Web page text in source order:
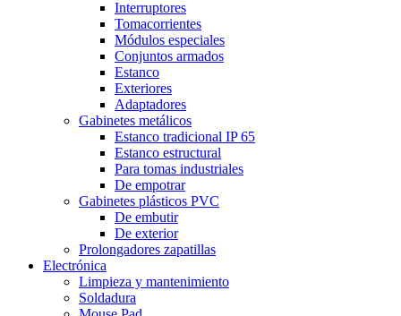
Interruptores
Tomacorrientes
Módulos especiales
Conjuntos armados
Estanco
Exteriores
Adaptadores
Gabinetes metálicos
Estanco tradicional IP 65
Estanco estructural
Para tomas industriales
De empotrar
Gabinetes plásticos PVC
De embutir
De exterior
Prolongadores zapatillas
Electrónica
Limpieza y mantenimiento
Soldadura